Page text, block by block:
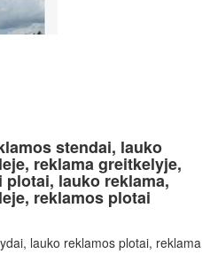
stendai, lauko
reklama greitkelyje,
lauko reklama,
reklamos plotai
lauko reklamos plotai, reklama